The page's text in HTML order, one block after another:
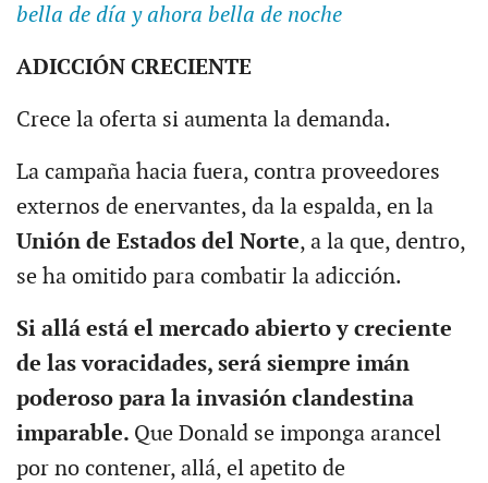
bella de día y ahora bella de noche
ADICCIÓN CRECIENTE
Crece la oferta si aumenta la demanda.
La campaña hacia fuera, contra proveedores
externos de enervantes, da la espalda, en la
Unión de Estados del Norte, a la que, dentro,
se ha omitido para combatir la adicción.
Si allá está el mercado abierto y creciente
de las voracidades, será siempre imán
poderoso para la invasión clandestina
imparable. Que Donald se imponga arancel
por no contener, allá, el apetito de